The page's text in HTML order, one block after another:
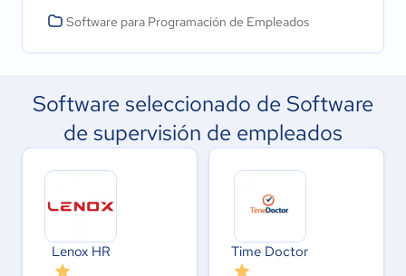
Software para Programación de Empleados
Software seleccionado de Software
de supervisión de empleados
Lenox HR Time Doctor